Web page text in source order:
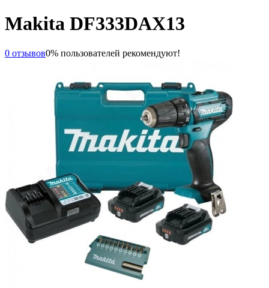
Makita DF333DAX13
0 отзывов0% пользователей рекомендуют!